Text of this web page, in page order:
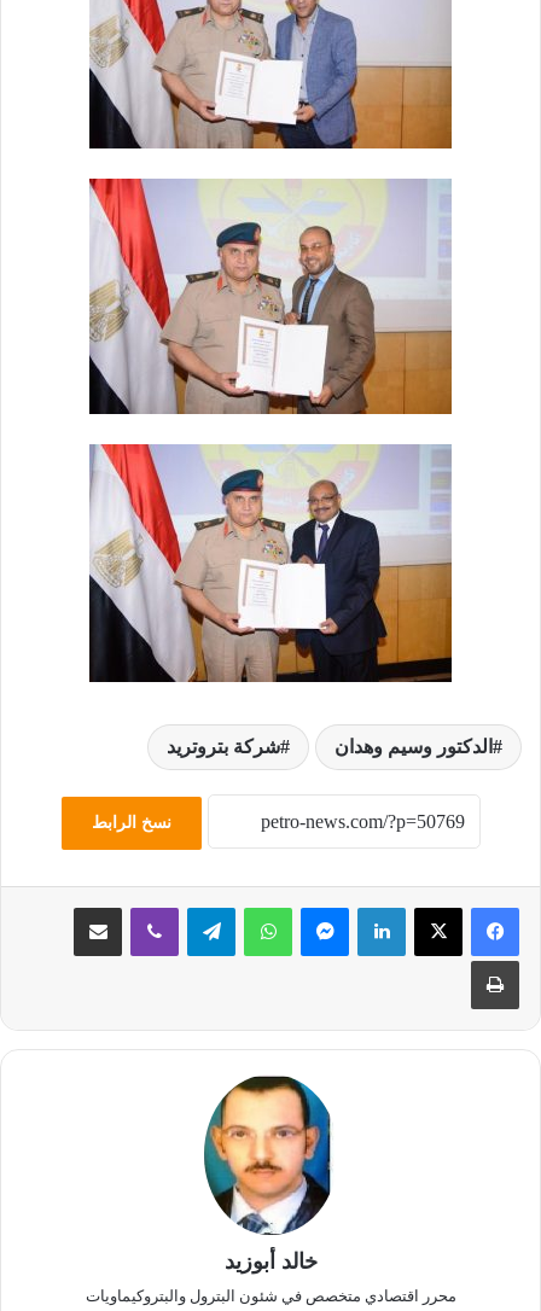
الدكتور وسيم وهدان شركة بتروتريد
نسخ الرابط
لينكدإن ماسنجر واتساب تيلقرام ڤايبر مشاركة عبر البريد
طباعة
خالد أبوزيد
محرر اقتصادي متخصص في شئون البترول والبتروكيماويات